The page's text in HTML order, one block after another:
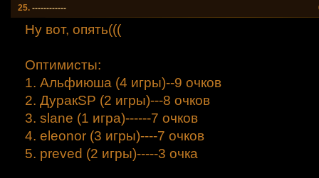
25. ------------
Ну вот, опять(((
Оптимисты:
1. Альфиюша (4 игры)--9 очков
2. ДуракSP (2 игры)---8 очков
3. slane (1 игра)------7 очков
4. eleonor (3 игры)----7 очков
5. preved (2 игры)-----3 очка